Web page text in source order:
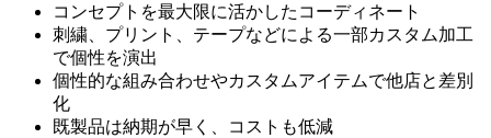
コンセプトを最大限に活かしたコーディネート
刺繍、プリント、テープなどによる一部カスタム加工
で個性を演出
個性的な組み合わせやカスタムアイテムで他店と差別
化
既製品は納期が早く、コストも低減